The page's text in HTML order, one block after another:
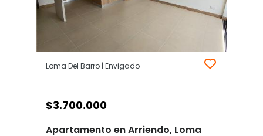
Loma Del Barro | Envigado
$3.700.000
Apartamento en Arriendo, Loma